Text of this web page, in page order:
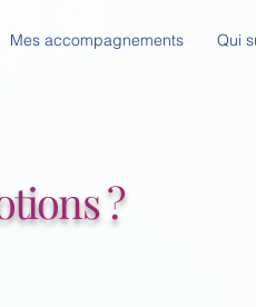
Mes accompagnements Qui
?